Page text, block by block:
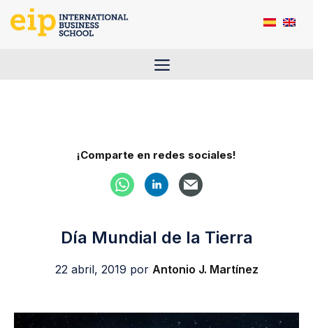
Saltar
Menú
¡Comparte en redes sociales!
Día Mundial de la Tierra
22 abril, 2019 por Antonio J. Martínez